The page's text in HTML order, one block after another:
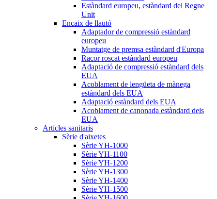
Estàndard europeu, estàndard del Regne
Unit
Encaix de llautó
Adaptador de compressió estàndard
europeu
Muntatge de premsa estàndard d'Europa
Racor roscat estàndard europeu
Adaptació de compressió estàndard dels
EUA
Acoblament de lengüeta de mànega
estàndard dels EUA
Adaptació estàndard dels EUA
Acoblament de canonada estàndard dels
EUA
Articles sanitaris
Sèrie d'aixetes
Sèrie YH-1000
Sèrie YH-1100
Sèrie YH-1200
Sèrie YH-1300
Sèrie YH-1400
Sèrie YH-1500